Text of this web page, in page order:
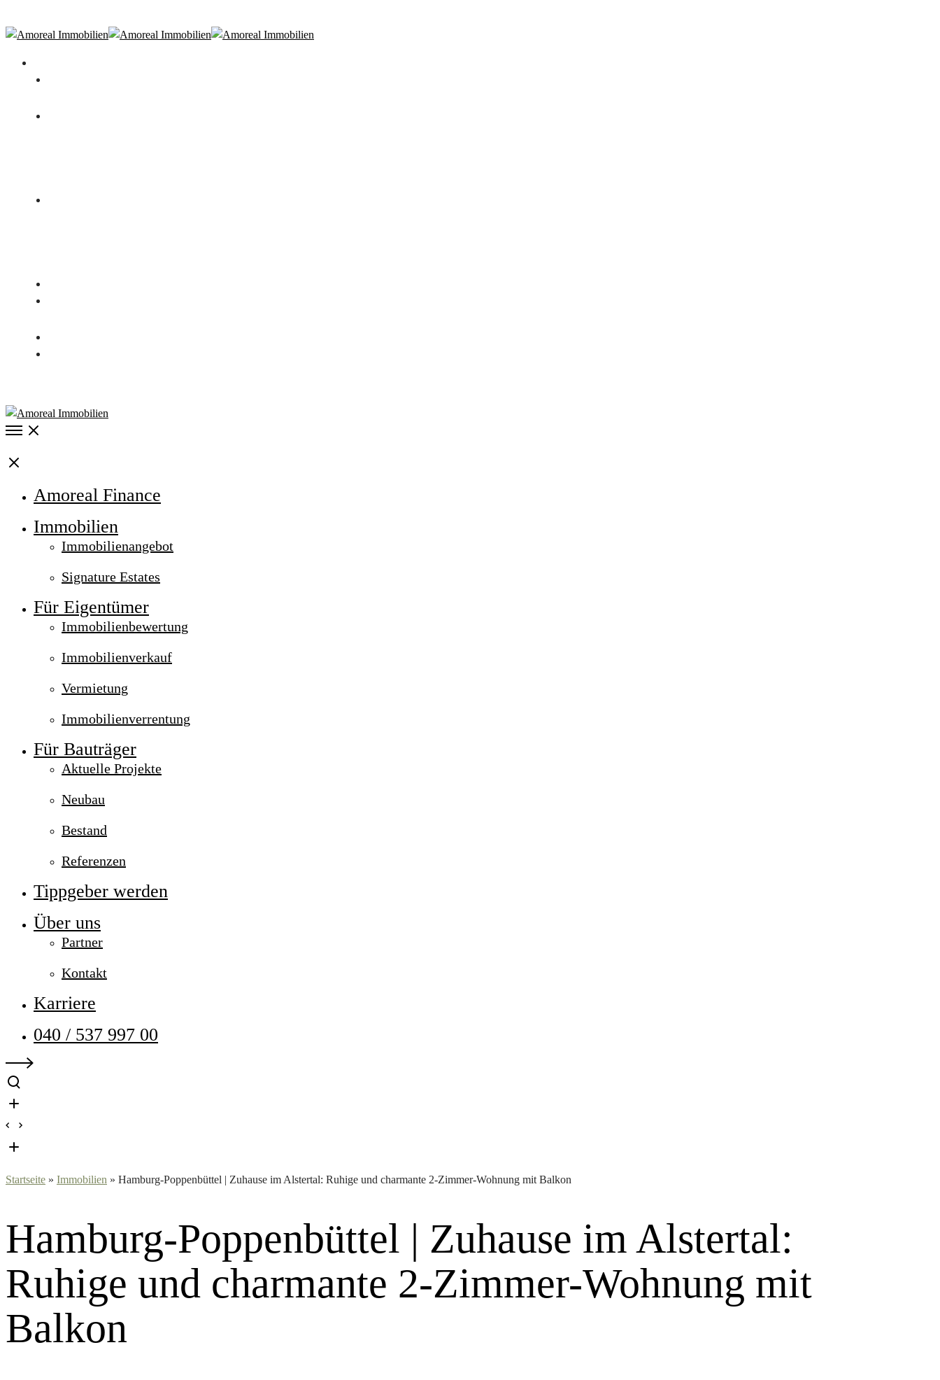
Open
Close
Amoreal Finance
Immobilien
Immobilienangebot
Signature Estates
Für Eigentümer
Immobilienbewertung
Immobilienverkauf
Vermietung
Immobilienverrentung
Für Bauträger
Aktuelle Projekte
Neubau
Bestand
Referenzen
Tippgeber werden
Über uns
Partner
Kontakt
Karriere
040 / 537 997 00
Startseite » Immobilien » Hamburg-Poppenbüttel | Zuhause im Alstertal: Ruhige und charmante 2-Zimmer-Wohnung mit Balkon
Hamburg-Poppenbüttel | Zuhause im Alstertal:
Ruhige und charmante 2-Zimmer-Wohnung mit
Balkon